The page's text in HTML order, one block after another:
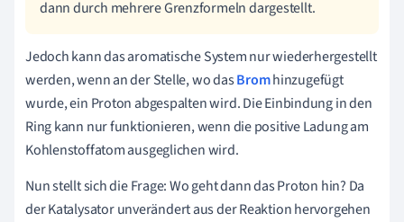
dann durch mehrere Grenzformeln dargestellt.
Jedoch kann das aromatische System nur wiederhergestellt
werden, wenn an der Stelle, wo dasBromhinzugefügt
wurde, ein Proton abgespalten wird. Die Einbindung in den
Ring kann nur funktionieren, wenn die positive Ladung am
Kohlenstoffatom ausgeglichen wird.
Nun stellt sich die Frage: Wo geht dann das Proton hin? Da
derKatalysatorunverändert aus der Reaktion hervorgehen